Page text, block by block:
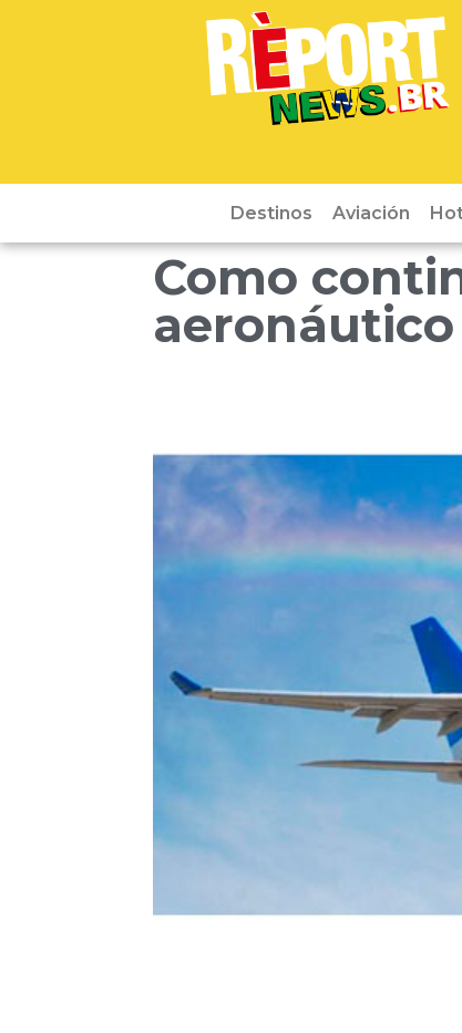
Destinos Aviación
Como